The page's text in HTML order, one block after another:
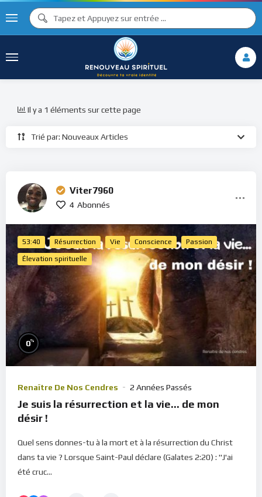
Trié par: Nouveaux Articles
Il y a 1 éléments sur cette page
Viter7960
4 Abonnés
53:40 Résurrection Vie Conscience Passion
Élevation spirituelle
0%
Renaître De Nos Cendres 2 Années Passés
Je suis la résurrection et la vie… de mon
désir !
Quel sens donnes-tu à la mort et à la résurrection du Christ
dans ta vie ? Lorsque Saint-Paul déclare (Galates 2:20) : "J'ai
été cruc...